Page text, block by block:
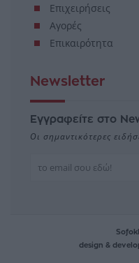
Επιχειρήσεις
Αγορές
Επικαιρότητα
Newsletter
Εγγραφείτε στο
Οι σημαντικότερες
design &